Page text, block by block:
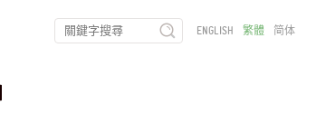
ENGLISH 繁體 简体